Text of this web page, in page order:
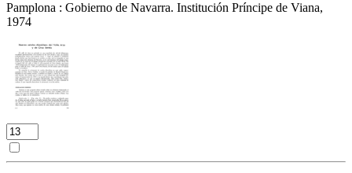
Pamplona : Gobierno de Navarra. Institución Príncipe de Viana,
1974